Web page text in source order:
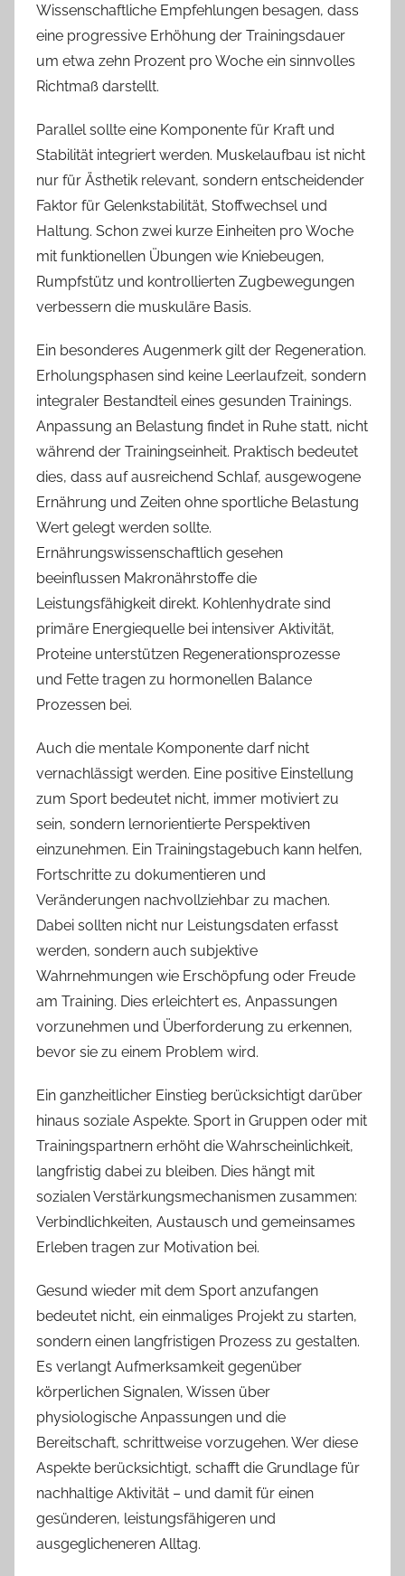
Wissenschaftliche Empfehlungen besagen, dass
eine progressive Erhöhung der Trainingsdauer
um etwa zehn Prozent pro Woche ein sinnvolles
Richtmaß darstellt.
Parallel sollte eine Komponente für Kraft und
Stabilität integriert werden. Muskelaufbau ist nicht
nur für Ästhetik relevant, sondern entscheidender
Faktor für Gelenkstabilität, Stoffwechsel und
Haltung. Schon zwei kurze Einheiten pro Woche
mit funktionellen Übungen wie Kniebeugen,
Rumpfstütz und kontrollierten Zugbewegungen
verbessern die muskuläre Basis.
Ein besonderes Augenmerk gilt der Regeneration.
Erholungsphasen sind keine Leerlaufzeit, sondern
integraler Bestandteil eines gesunden Trainings.
Anpassung an Belastung findet in Ruhe statt, nicht
während der Trainingseinheit. Praktisch bedeutet
dies, dass auf ausreichend Schlaf, ausgewogene
Ernährung und Zeiten ohne sportliche Belastung
Wert gelegt werden sollte.
Ernährungswissenschaftlich gesehen
beeinflussen Makronährstoffe die
Leistungsfähigkeit direkt. Kohlenhydrate sind
primäre Energiequelle bei intensiver Aktivität,
Proteine unterstützen Regenerationsprozesse
und Fette tragen zu hormonellen Balance
Prozessen bei.
Auch die mentale Komponente darf nicht
vernachlässigt werden. Eine positive Einstellung
zum Sport bedeutet nicht, immer motiviert zu
sein, sondern lernorientierte Perspektiven
einzunehmen. Ein Trainingstagebuch kann helfen,
Fortschritte zu dokumentieren und
Veränderungen nachvollziehbar zu machen.
Dabei sollten nicht nur Leistungsdaten erfasst
werden, sondern auch subjektive
Wahrnehmungen wie Erschöpfung oder Freude
am Training. Dies erleichtert es, Anpassungen
vorzunehmen und Überforderung zu erkennen,
bevor sie zu einem Problem wird.
Ein ganzheitlicher Einstieg berücksichtigt darüber
hinaus soziale Aspekte. Sport in Gruppen oder mit
Trainingspartnern erhöht die Wahrscheinlichkeit,
langfristig dabei zu bleiben. Dies hängt mit
sozialen Verstärkungsmechanismen zusammen:
Verbindlichkeiten, Austausch und gemeinsames
Erleben tragen zur Motivation bei.
Gesund wieder mit dem Sport anzufangen
bedeutet nicht, ein einmaliges Projekt zu starten,
sondern einen langfristigen Prozess zu gestalten.
Es verlangt Aufmerksamkeit gegenüber
körperlichen Signalen, Wissen über
physiologische Anpassungen und die
Bereitschaft, schrittweise vorzugehen. Wer diese
Aspekte berücksichtigt, schafft die Grundlage für
nachhaltige Aktivität – und damit für einen
gesünderen, leistungsfähigeren und
ausgeglicheneren Alltag.